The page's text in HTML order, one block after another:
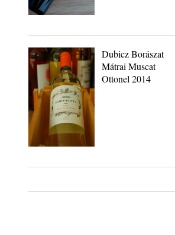
Dubicz Borászat
Mátrai Muscat
Ottonel 2014